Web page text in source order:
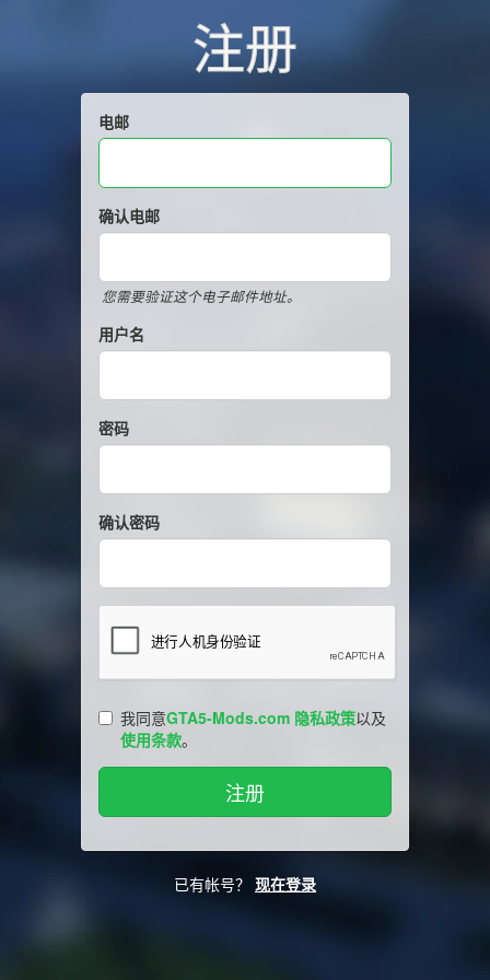
注册
电邮
确认电邮
您需要验证这个电子邮件地址。
用户名
密码
确认密码
我同意GTA5-Mods.com 隐私政策以及
使用条款。
已有帐号？ 现在登录